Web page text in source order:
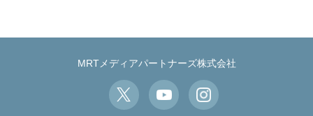
MRTメディアパートナーズ株式会社